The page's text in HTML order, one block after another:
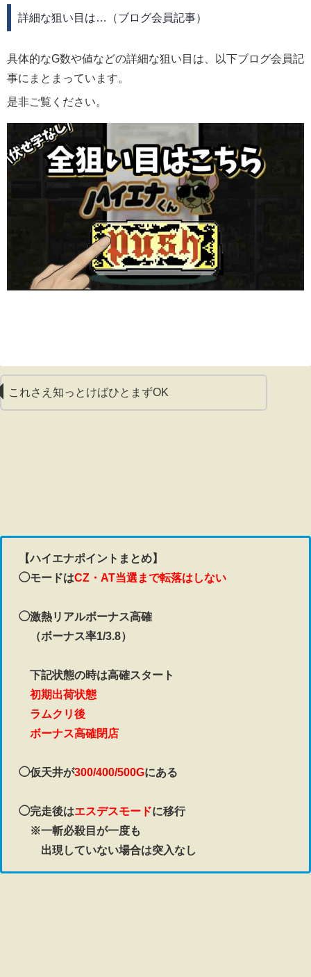
詳細な狙い目は…（ブログ会員記事）
具体的なG数や値などの詳細な狙い目は、以下ブログ会員記
事にまとまっています。
是非ご覧ください。
これさえ知っとけばひとまずOK
【ハイエナポイントまとめ】
◯モードはCZ・AT当選まで転落はしない
◯激熱リアルボーナス高確
（ボーナス率1/3.8）
下記状態の時は高確スタート
初期出荷状態
ラムクリ後
ボーナス高確閉店
◯仮天井が300/400/500Gにある
◯完走後はエスデスモードに移行
※一斬必殺目が一度も
出現していない場合は突入なし